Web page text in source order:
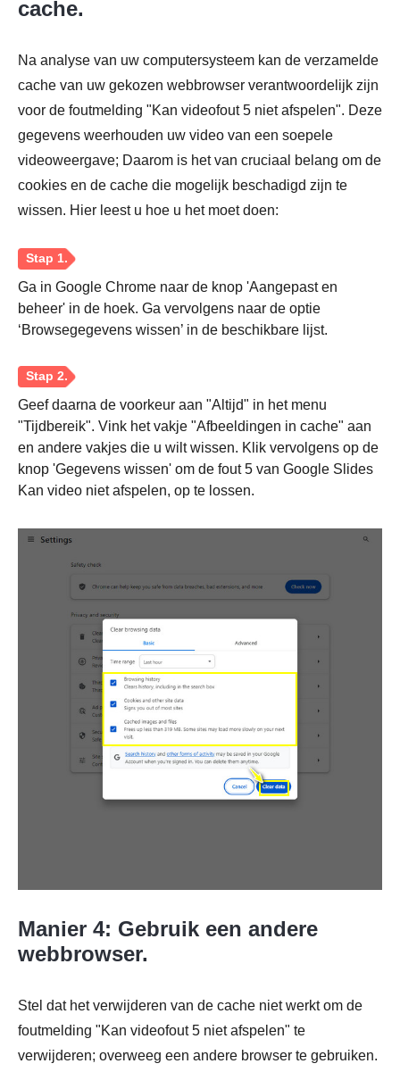
Stap 2.
cache.
Na analyse van uw computersysteem kan de verzamelde
cache van uw gekozen webbrowser verantwoordelijk zijn
voor de foutmelding "Kan videofout 5 niet afspelen". Deze
gegevens weerhouden uw video van een soepele
videoweergave; Daarom is het van cruciaal belang om de
cookies en de cache die mogelijk beschadigd zijn te
wissen. Hier leest u hoe u het moet doen:
Ga in Google Chrome naar de knop 'Aangepast en
beheer' in de hoek. Ga vervolgens naar de optie
‘Browsegegevens wissen’ in de beschikbare lijst.
Stap 2.
Geef daarna de voorkeur aan "Altijd" in het menu
"Tijdbereik". Vink het vakje "Afbeeldingen in cache" aan
en andere vakjes die u wilt wissen. Klik vervolgens op de
knop 'Gegevens wissen' om de fout 5 van Google Slides
Kan video niet afspelen, op te lossen.
Manier 4: Gebruik een andere
webbrowser.
Stel dat het verwijderen van de cache niet werkt om de
foutmelding "Kan videofout 5 niet afspelen" te
verwijderen; overweeg een andere browser te gebruiken.